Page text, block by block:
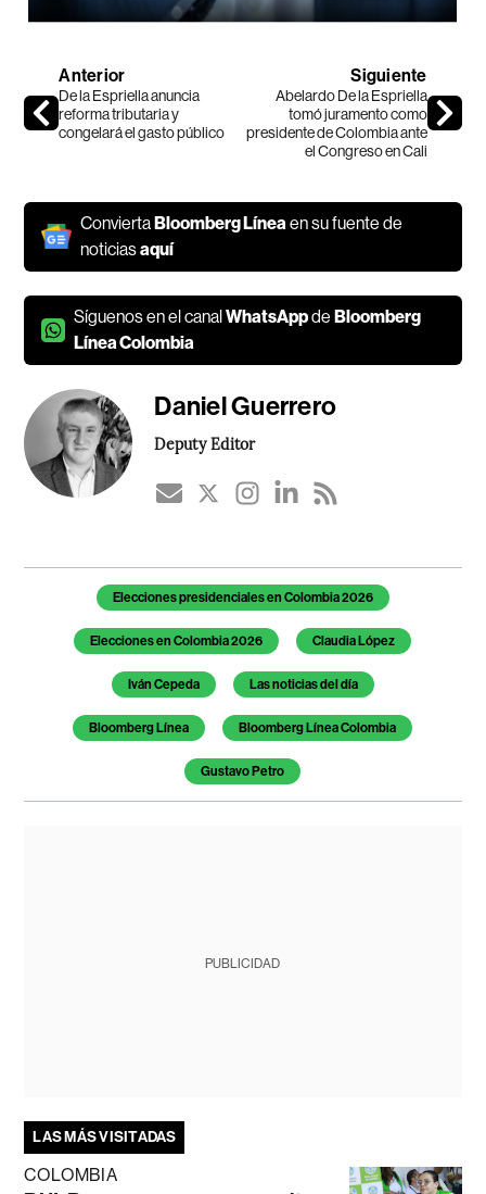
Anterior
De la Espriella anuncia
reforma tributaria y
congelará el gasto público
Siguiente
Abelardo De la Espriella
tomó juramento como
presidente de Colombia ante
el Congreso en Cali
ConviertaBloomberg Línea en su fuente de
noticiasaquí
Síguenos en el canalWhatsAppdeBloomberg
Línea Colombia
Daniel Guerrero
Deputy Editor
Temas de este artículo
Elecciones presidenciales en Colombia 2026
Elecciones en Colombia 2026 Claudia López
Iván Cepeda Las noticias del día
Bloomberg Línea Bloomberg Línea Colombia
Gustavo Petro
PUBLICIDAD
LAS MÁS VISITADAS
COLOMBIA